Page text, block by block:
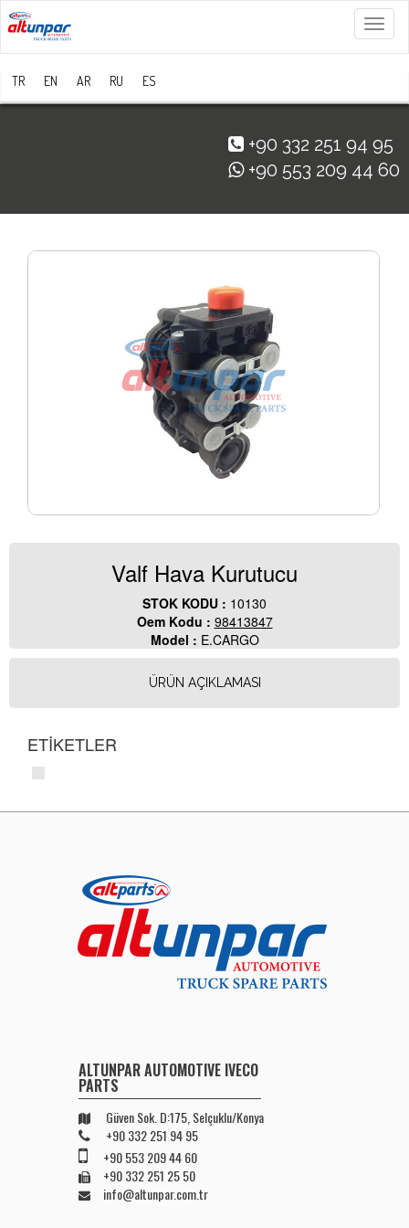
Menü
TR EN AR RU ES
+90 332 251 94 95
+90 553 209 44 60
Valf Hava Kurutucu
STOK KODU : 10130
Oem Kodu : 98413847
Model : E.CARGO
ÜRÜN AÇIKLAMASI
ETİKETLER
ALTUNPAR AUTOMOTIVE IVECO
PARTS
Güven Sok. D:175, Selçuklu/Konya
+90 332 251 94 95
+90 553 209 44 60
+90 332 251 25 50
info@altunpar.com.tr